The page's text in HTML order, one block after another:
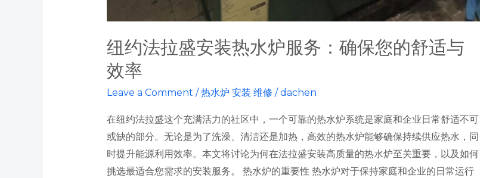
纽约法拉盛安装热水炉服务：确保您的舒适与
效率
Leave a Comment /热水炉 安装 维修 /dachen
在纽约法拉盛这个充满活力的社区中，一个可靠的热水炉系统是家庭和企业日常舒适不可
或缺的部分。无论是为了洗澡、清洁还是加热，高效的热水炉能够确保持续供应热水，同
时提升能源利用效率。本文将讨论为何在法拉盛安装高质量的热水炉至关重要，以及如何
挑选最适合您需求的安装服务。 热水炉的重要性 热水炉对于保持家庭和企业的日常运行